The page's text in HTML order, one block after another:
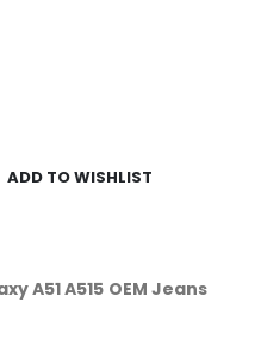
ADD TO WISHLIST
A51 A515 OEM Jeans